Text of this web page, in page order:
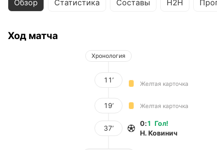
Обзор Статистика Составы H2H
Ход матча
Хронология
11’ Желтая карточка
19’ Желтая карточка
37’
Гол!
0:1
Н. Ковинич